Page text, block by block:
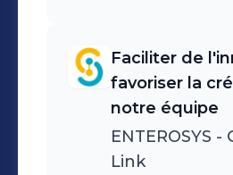
Faciliter de
favoriser la
notre équipe
ENTEROSYS
Link